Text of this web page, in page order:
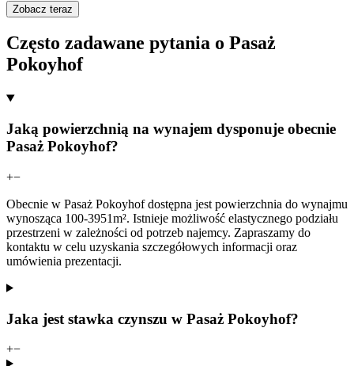
Zobacz teraz
Często zadawane pytania o Pasaż
Pokoyhof
Jaką powierzchnią na wynajem dysponuje obecnie
Pasaż Pokoyhof?
+−
Obecnie w Pasaż Pokoyhof dostępna jest powierzchnia do wynajmu
wynosząca 100-3951m². Istnieje możliwość elastycznego podziału
przestrzeni w zależności od potrzeb najemcy. Zapraszamy do
kontaktu w celu uzyskania szczegółowych informacji oraz
umówienia prezentacji.
Jaka jest stawka czynszu w Pasaż Pokoyhof?
+−